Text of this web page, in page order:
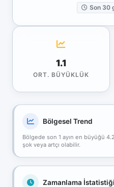
Son 30
1.1
ORT. BÜYÜKLÜK
Bölgesel Trend
Bölgede son 1 ayın en büyüğü
şok veya artçı olabilir.
Zamanlama İstatistiği